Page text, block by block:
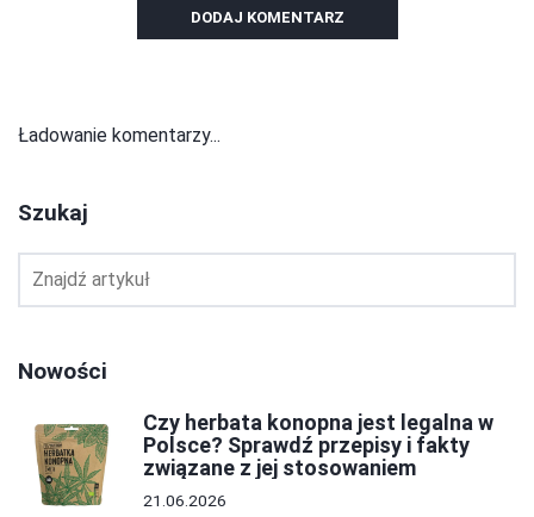
DODAJ KOMENTARZ
Ładowanie komentarzy...
Szukaj
Nowości
Czy herbata konopna jest legalna w
Polsce? Sprawdź przepisy i fakty
związane z jej stosowaniem
21.06.2026